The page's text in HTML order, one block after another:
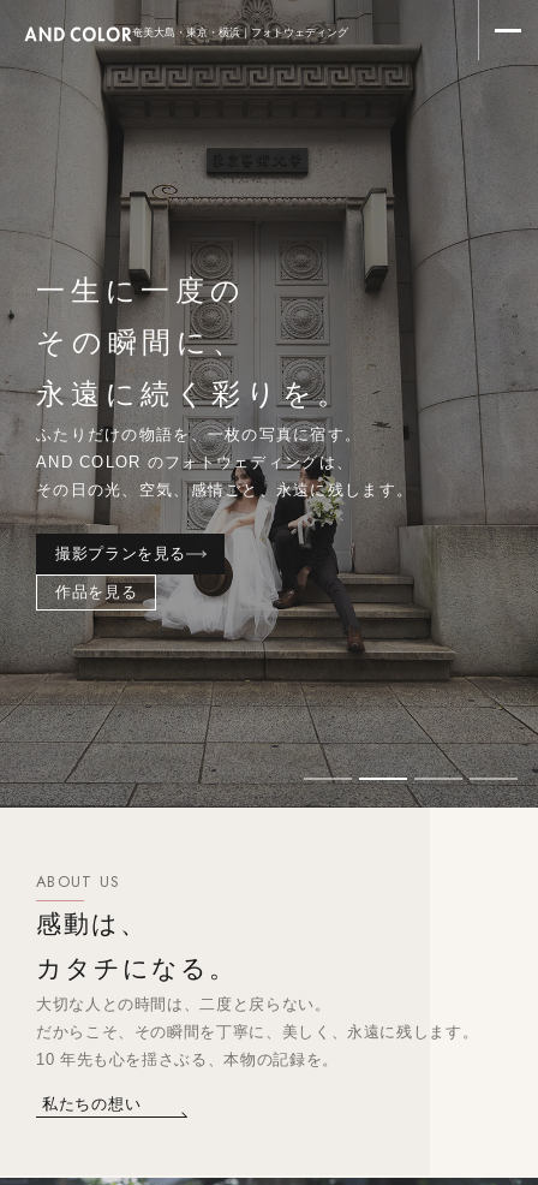
奄美大島・東京・横浜｜フォトウェディング
一生に一度の
その瞬間に、
永遠に続く彩りを。
ふたりだけの物語を、一枚の写真に宿す。
AND COLOR のフォトウェディングは、
その日の光、空気、感情ごと、永遠に残します。
撮影プランを見る
作品を見る
ABOUT US
感動は、
カタチになる。
大切な人との時間は、二度と戻らない。
だからこそ、その瞬間を丁寧に、美しく、永遠に残します。
10 年先も心を揺さぶる、本物の記録を。
私たちの想い